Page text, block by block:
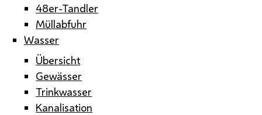
48er-Tandler
Müllabfuhr
Wasser
Übersicht
Gewässer
Trinkwasser
Kanalisation